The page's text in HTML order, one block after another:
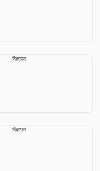
विज्ञापन
विज्ञापन